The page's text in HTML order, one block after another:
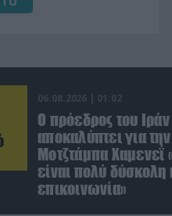
06.08.2026 | 01:02
Ο πρόεδρος του Ιράν
αποκαλύπτει για
Μοτζτάμπα Χαμενεΐ
είναι πολύ δύσκολη
επικοινωνία»